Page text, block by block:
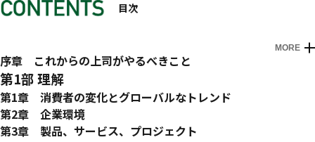
目次
MORE
プロローグ
序章 これからの上司がやるべきこと
第1部 理解
第1章 消費者の変化とグローバルなトレンド
消費者の関心はどう変遷してきたか
「何を」から「どのように」
第2章 企業環境
生き残るために変わる
第3章 製品、サービス、プロジェクト